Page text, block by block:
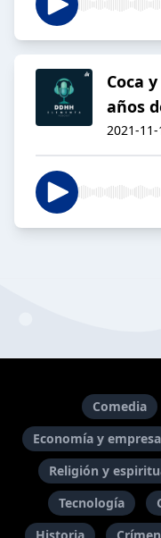
Coca
años
2021-
Comedia
Economía y empresa
Religión y
Tecnología